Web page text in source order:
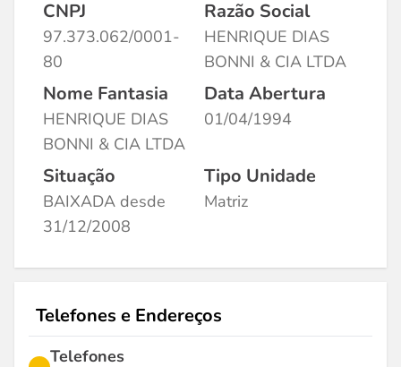
CNPJ
97.373.062/0001-
80
Razão Social
HENRIQUE DIAS
BONNI & CIA LTDA
Nome Fantasia
HENRIQUE DIAS
BONNI & CIA LTDA
Data Abertura
01/04/1994
Situação
BAIXADA desde
31/12/2008
Tipo Unidade
Matriz
Telefones e Endereços
Telefones